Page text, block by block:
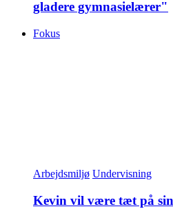
gladere gymnasielærer"
Fokus
Arbejdsmiljø Undervisning
Kevin vil være tæt på